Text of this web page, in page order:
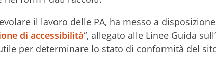
il lavoro delle PA, ha messo a
di accessibilità“, allegato alle Linee Guida
per determinare lo stato di conformità del